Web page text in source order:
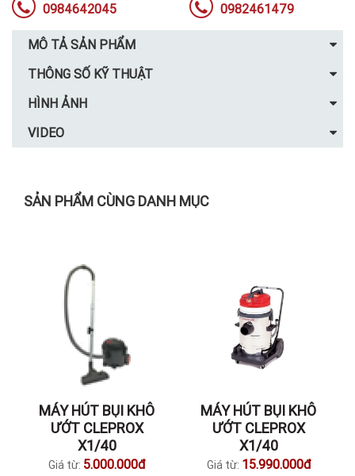
0984642045 0982461479
MÔ TẢ SẢN PHẨM
THÔNG SỐ KỸ THUẬT
HÌNH ẢNH
VIDEO
SẢN PHẨM CÙNG DANH MỤC
MÁY HÚT BỤI KHÔ
ƯỚT CLEPROX
X1/40
Giá từ: 5.000.000đ
MÁY HÚT BỤI KHÔ
ƯỚT CLEPROX
X1/40
Giá từ: 15.990.000đ